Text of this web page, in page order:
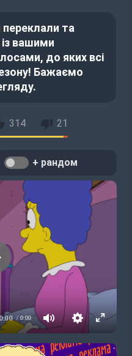
та
вашими
до яких всі
Бажаємо
314 21
+ рандом